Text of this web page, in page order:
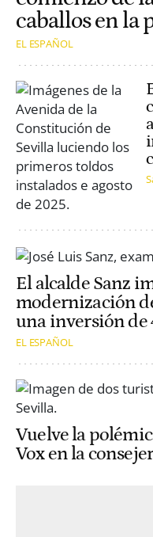
caballos en la
EL ESPAÑOL
El alcalde Sanz
modernización
una inversión de
EL ESPAÑOL
Vuelve la
Vox en la